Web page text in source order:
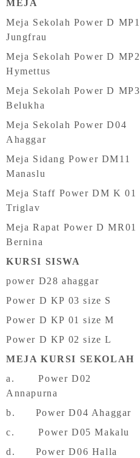
MEJA
Meja Sekolah Power D MP1
Jungfrau
Meja Sekolah Power D MP2
Hymettus
Meja Sekolah Power D MP3
Belukha
Meja Sekolah Power D04
Ahaggar
Meja Sidang Power DM11
Manaslu
Meja Staff Power DM K 01
Triglav
Meja Rapat Power D MR01
Bernina
KURSI SISWA
power D28 ahaggar
Power D KP 03 size S
Power D KP 01 size M
Power D KP 02 size L
MEJA KURSI SEKOLAH
a. Power D02
Annapurna
b. Power D04 Ahaggar
c. Power D05 Makalu
d. Power D06 Halla